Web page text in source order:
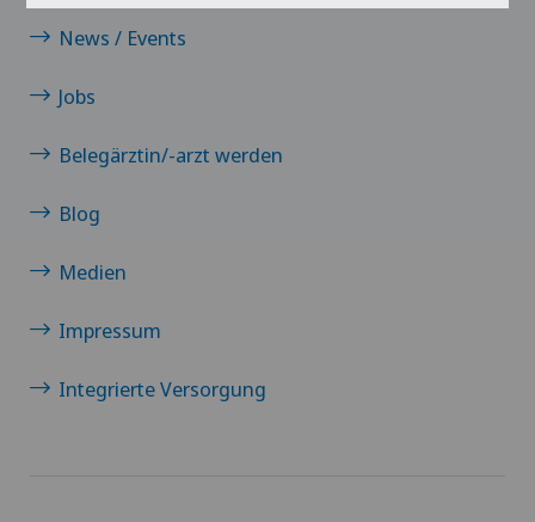
Clinica Sant Anna
Clinique de Genolier
Clinique de Montchoisi
Clinique de Valère
News / Events
Jobs
Belegärztin/-arzt werden
Blog
Medien
Impressum
Integrierte Versorgung